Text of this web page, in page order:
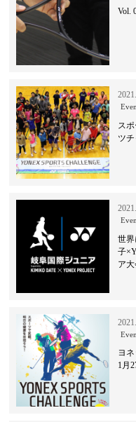
Vol.
ス
ツ
世
子
ア
ヨ
1月